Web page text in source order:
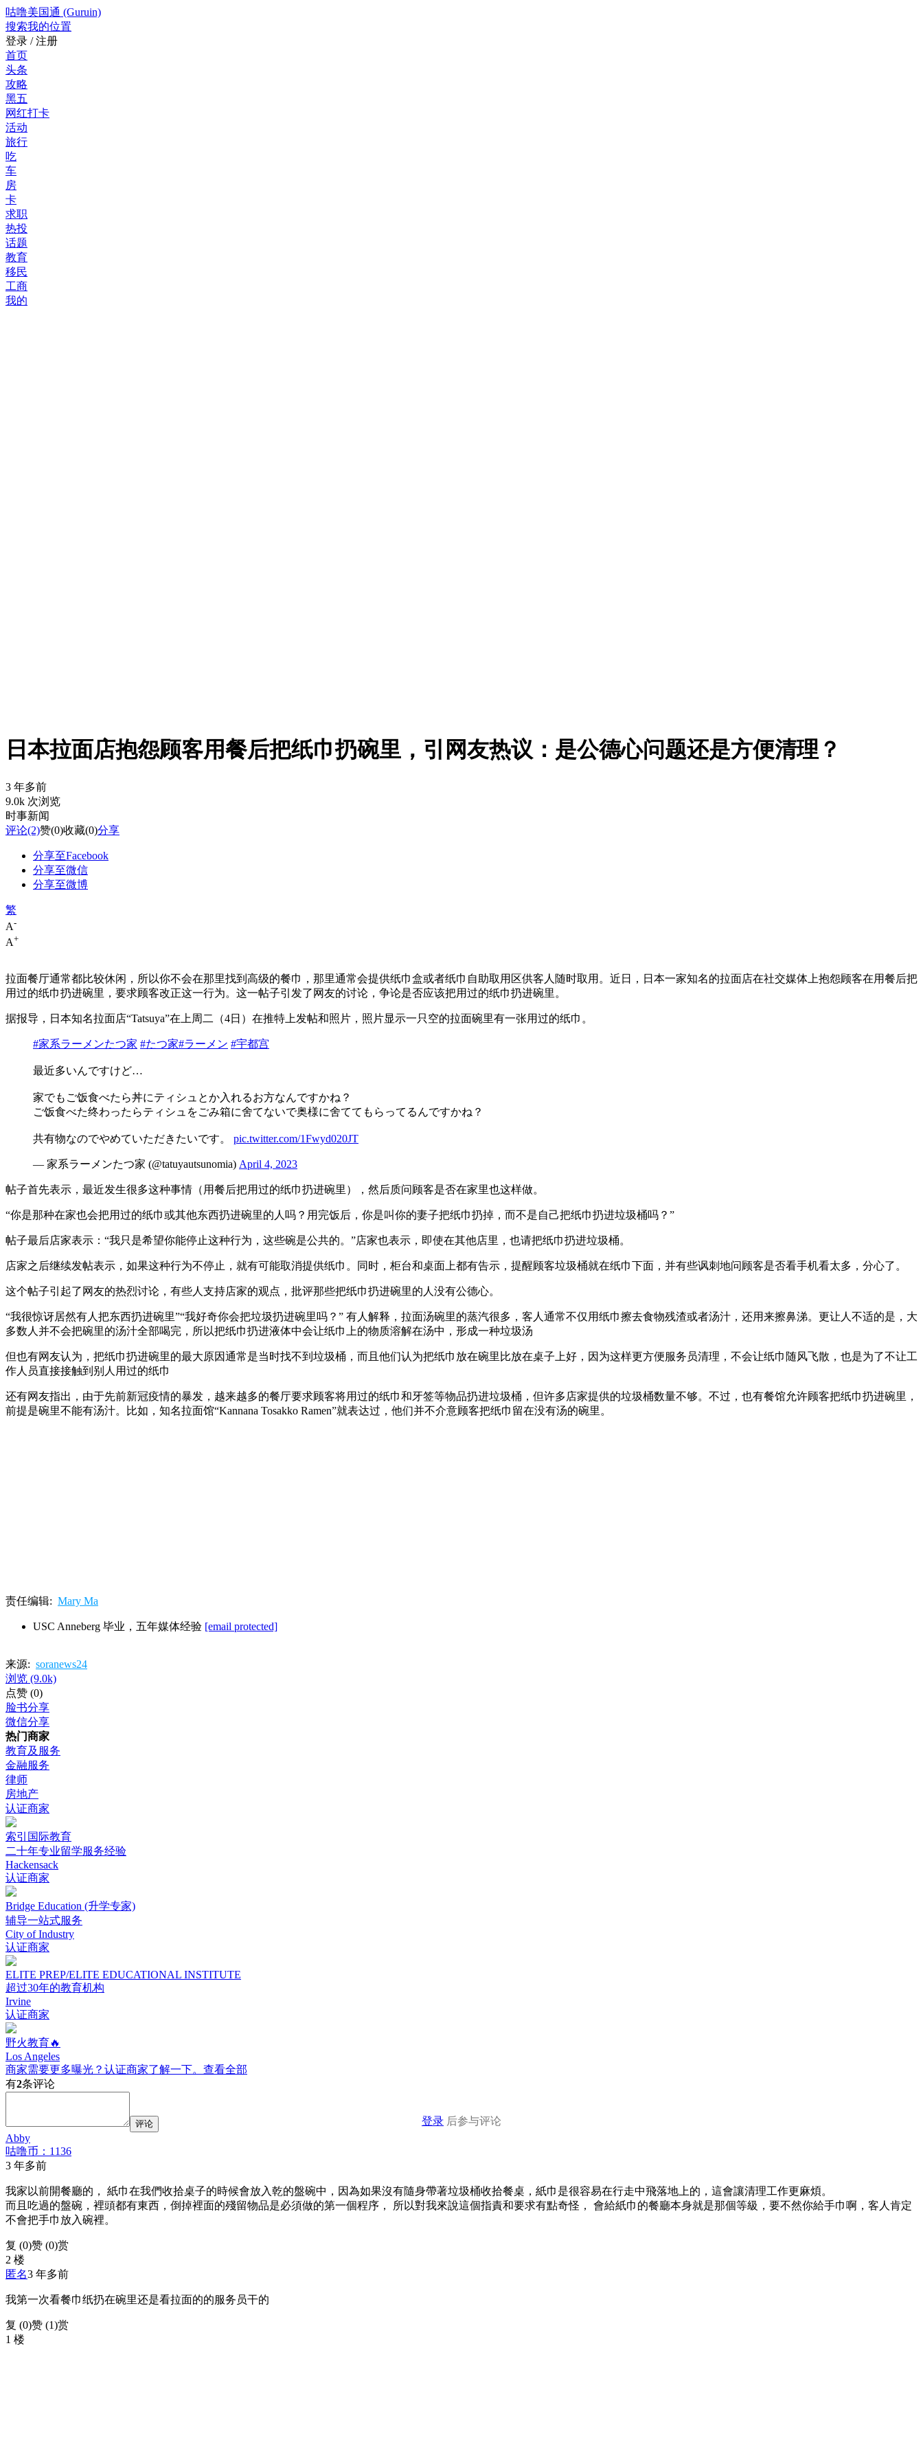
咕噜美国通 (Guruin)
搜索我的位置
登录 / 注册
首页
头条
攻略
黑五
网红打卡
活动
旅行
吃
车
房
卡
求职
热投
话题
教育
移民
工商
我的
日本拉面店抱怨顾客用餐后把纸巾扔碗里，引网友热议：是公德心问题还是方便清理？
3 年多前
9.0k 次浏览
时事新闻
评论(2)赞(0)收藏(0)分享
分享至Facebook
分享至微信
分享至微博
繁
A-
A+
拉面餐厅通常都比较休闲，所以你不会在那里找到高级的餐巾，那里通常会提供纸巾盒或者纸巾自助取用区供客人随时取用。近日，日本一家知名的拉面店在社交媒体上抱怨顾客在用餐后把
用过的纸巾扔进碗里，要求顾客改正这一行为。这一帖子引发了网友的讨论，争论是否应该把用过的纸巾扔进碗里。
据报导，日本知名拉面店“Tatsuya”在上周二（4日）在推特上发帖和照片，照片显示一只空的拉面碗里有一张用过的纸巾。
#家系ラーメンたつ家 #たつ家#ラーメン #宇都宫
最近多いんですけど…
家でもご饭食べたら丼にティシュとか入れるお方なんですかね？
ご饭食べた终わったらティシュをごみ箱に舍てないで奥様に舍ててもらってるんですかね？
共有物なのでやめていただきたいです。 pic.twitter.com/1Fwyd020JT
— 家系ラーメンたつ家 (@tatuyautsunomia) April 4, 2023
帖子首先表示，最近发生很多这种事情（用餐后把用过的纸巾扔进碗里），然后质问顾客是否在家里也这样做。
“你是那种在家也会把用过的纸巾或其他东西扔进碗里的人吗？用完饭后，你是叫你的妻子把纸巾扔掉，而不是自己把纸巾扔进垃圾桶吗？”
帖子最后店家表示：“我只是希望你能停止这种行为，这些碗是公共的。”店家也表示，即使在其他店里，也请把纸巾扔进垃圾桶。
店家之后继续发帖表示，如果这种行为不停止，就有可能取消提供纸巾。同时，柜台和桌面上都有告示，提醒顾客垃圾桶就在纸巾下面，并有些讽刺地问顾客是否看手机看太多，分心了。
这个帖子引起了网友的热烈讨论，有些人支持店家的观点，批评那些把纸巾扔进碗里的人没有公德心。
“我很惊讶居然有人把东西扔进碗里”“我好奇你会把垃圾扔进碗里吗？” 有人解释，拉面汤碗里的蒸汽很多，客人通常不仅用纸巾擦去食物残渣或者汤汁，还用来擦鼻涕。更让人不适的是，大
多数人并不会把碗里的汤汁全部喝完，所以把纸巾扔进液体中会让纸巾上的物质溶解在汤中，形成一种垃圾汤
但也有网友认为，把纸巾扔进碗里的最大原因通常是当时找不到垃圾桶，而且他们认为把纸巾放在碗里比放在桌子上好，因为这样更方便服务员清理，不会让纸巾随风飞散，也是为了不让工
作人员直接接触到别人用过的纸巾
还有网友指出，由于先前新冠疫情的暴发，越来越多的餐厅要求顾客将用过的纸巾和牙签等物品扔进垃圾桶，但许多店家提供的垃圾桶数量不够。不过，也有餐馆允许顾客把纸巾扔进碗里，
前提是碗里不能有汤汁。比如，知名拉面馆“Kannana Tosakko Ramen”就表达过，他们并不介意顾客把纸巾留在没有汤的碗里。
责任编辑: Mary Ma
USC Anneberg 毕业，五年媒体经验 [email protected]
来源: soranews24
浏览 (9.0k)
点赞 (0)
脸书分享
微信分享
热门商家
教育及服务
金融服务
律师
房地产
认证商家
索引国际教育
二十年专业留学服务经验
Hackensack
认证商家
Bridge Education (升学专家)
辅导一站式服务
City of Industry
认证商家
ELITE PREP/ELITE EDUCATIONAL INSTITUTE
超过30年的教育机构
Irvine
认证商家
野火教育🔥
Los Angeles
商家需要更多曝光？认证商家了解一下。 查看全部
有2条评论
登录 后参与评论
评论
Abby
咕噜币：1136
3 年多前
我家以前開餐廳的， 紙巾在我們收拾桌子的時候會放入乾的盤碗中，因為如果沒有隨身帶著垃圾桶收拾餐桌，紙巾是很容易在行走中飛落地上的，這會讓清理工作更麻煩。
而且吃過的盤碗，裡頭都有東西，倒掉裡面的殘留物品是必須做的第一個程序， 所以對我來說這個指責和要求有點奇怪， 會給紙巾的餐廳本身就是那個等級，要不然你給手巾啊，客人肯定
不會把手巾放入碗裡。
复 (0)赞 (0)赏
2 楼
匿名3 年多前
我第一次看餐巾纸扔在碗里还是看拉面的的服务员干的
复 (0)赞 (1)赏
1 楼